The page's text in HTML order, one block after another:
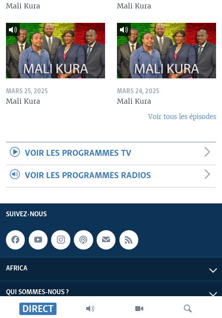
DIRECT
Mali Kura Mali Kura
MARS 25, 2025
Mali Kura
MARS 24, 2025
Mali Kura
Voir tous les épisodes
VOIR LES PROGRAMMES TV
VOIR LES PROGRAMMES RADIOS
SUIVEZ-NOUS
AFRICA
QUI SOMMES-NOUS ?